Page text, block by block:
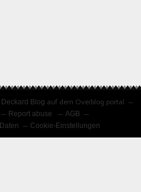
Blog auf dem Overblog portal
Report abuse
AGB
Cookie-Einstellungen